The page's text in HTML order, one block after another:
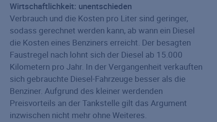
Wirtschaftlichkeit: unentschieden
Verbrauch und die Kosten pro Liter sind geringer,
sodass gerechnet werden kann, ab wann ein Diesel
die Kosten eines Benziners erreicht. Der besagten
Faustregel nach lohnt sich der Diesel ab 15.000
Kilometern pro Jahr. In der Vergangenheit verkauften
sich gebrauchte Diesel-Fahrzeuge besser als die
Benziner. Aufgrund des kleiner werdenden
Preisvorteils an der Tankstelle gilt das Argument
inzwischen nicht mehr ohne Weiteres.